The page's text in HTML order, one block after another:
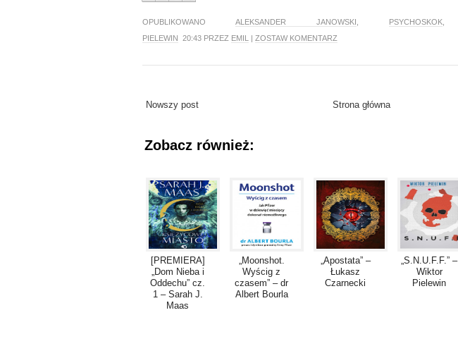
OPUBLIKOWANO ALEKSANDER JANOWSKI PSYCHOSKOK
PIELEWIN 20:43 PRZEZ EMIL | ZOSTAW KOMENTARZ
Nowszy post Strona główna
Zobacz również:
[PREMIERA]
„Dom Nieba i
Oddechu” cz.
1 – Sarah J.
Maas
„Moonshot.
Wyścig z
czasem” – dr
Albert Bourla
„Apostata” –
Łukasz
Czarnecki
„S.N.U.F.F.” –
Wiktor
Pielewin